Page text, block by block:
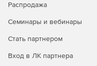
Распродажа
Семинары и вебинары
Стать партнером
Вход в ЛК партнера